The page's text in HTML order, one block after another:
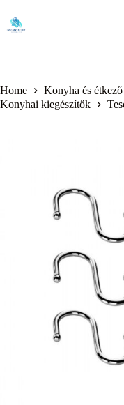
content
Home Konyha és étkező
Konyhai kiegészítők